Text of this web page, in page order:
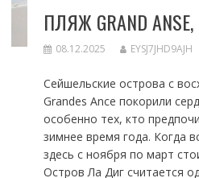
ПЛЯЖ GRAND
08.12.2025 EYSJ7JHD9AJH
Сейшельские острова с
Grandes Ance покорили
особенно тех, кто
зимнее время года. Когда
здесь с ноября по март
Остров Ла Диг считается